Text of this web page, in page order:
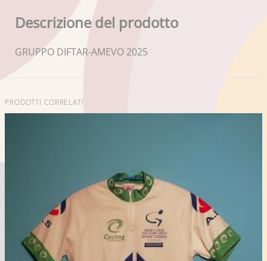
Descrizione del prodotto
GRUPPO DIFTAR-AMEVO 2025
PRODOTTI CORRELATI